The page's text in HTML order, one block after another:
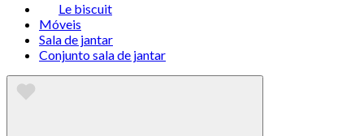
Le biscuit
Móveis
Sala de jantar
Conjunto sala de jantar